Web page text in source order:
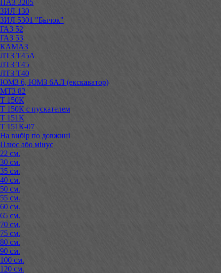
ПАЗ 3205
ЗИЛ 130
ЗИЛ 5301 "Бычок"
ГАЗ 52
ГАЗ 53
КАМАЗ
ЛТЗ Т45А
ЛТЗ Т45
ЛТЗ Т40
ЮМЗ 6, ЮМЗ 6АЛ (екскаватор)
МТЗ 82
Т 150К
Т 150К с пускателем
Т 151К
Т 151К-07
На вибір по довжині
Плюс або мінус
22 см.
30 см.
35 см.
40 см.
50 см.
55 см.
60 см.
65 см.
70 см.
75 см.
80 см.
90 см.
100 см.
120 см.